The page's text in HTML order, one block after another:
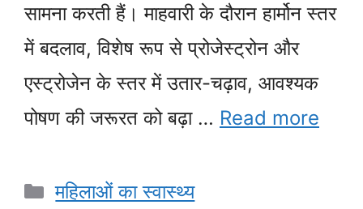
सामना करती हैं। माहवारी के दौरान हार्मोन स्तर
में बदलाव, विशेष रूप से प्रोजेस्ट्रोन और
एस्ट्रोजेन के स्तर में उतार-चढ़ाव, आवश्यक
पोषण की जरूरत को बढ़ा … Read more
Categories
महिलाओं का स्वास्थ्य